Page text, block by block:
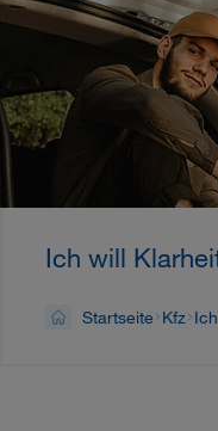
Ich will
Startseite Kfz